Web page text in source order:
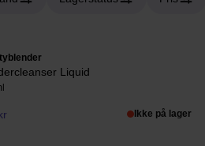
Liquid
Ikke på lager